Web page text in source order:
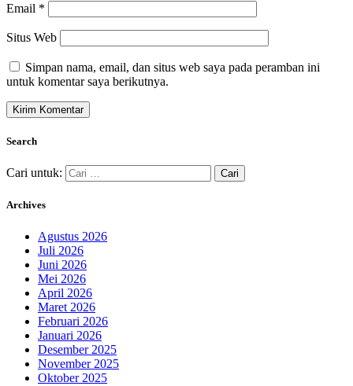
Email *
Situs Web
Simpan nama, email, dan situs web saya pada peramban ini
untuk komentar saya berikutnya.
Search
Cari untuk:
Archives
Agustus 2026
Juli 2026
Juni 2026
Mei 2026
April 2026
Maret 2026
Februari 2026
Januari 2026
Desember 2025
November 2025
Oktober 2025